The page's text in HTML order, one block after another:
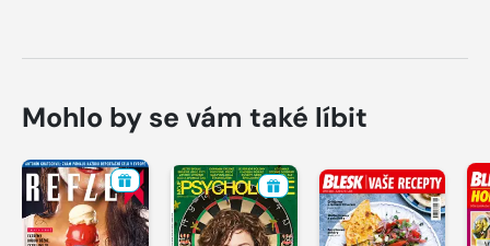
Mohlo by se vám také líbit